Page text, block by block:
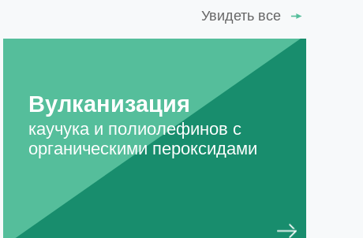
Увидеть все
Вулканизация
каучука и полиолефинов с
органическими пероксидами